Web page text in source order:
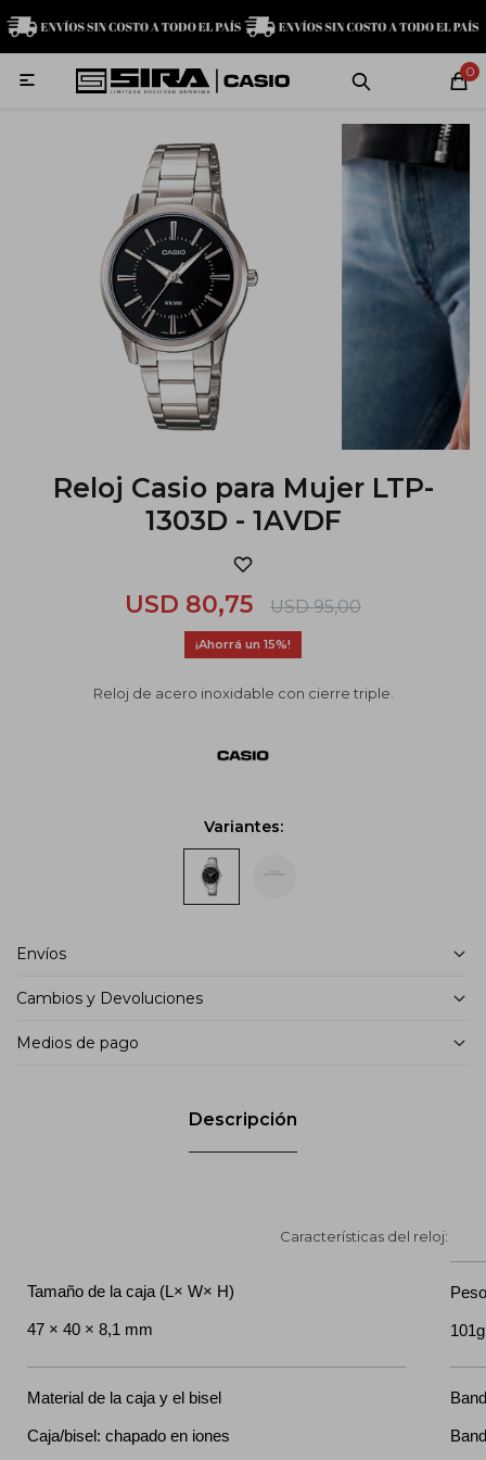
0

Reloj Casio para Mujer LTP-
1303D - 1AVDF
USD 80,75 USD 95,00
15
Reloj de acero inoxidable con cierre triple.
Variantes:
Envíos
Cambios y Devoluciones
Medios de pago
Descripción
Características del reloj:
Tamaño de la caja (L× W× H)
47 × 40 × 8,1 mm
Peso
101g
Material de la caja y el bisel
Caja/bisel: chapado en iones
MI CUENTA
Relojes Servicio técnico Contacto